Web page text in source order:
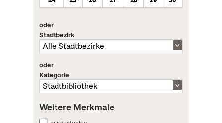
oder
Stadtbezirk
oder
Kategorie
Weitere Merkmale